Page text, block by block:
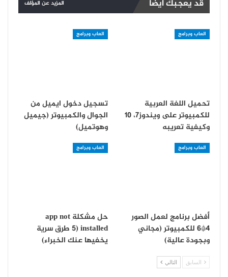
قد يعجبك ايضا المزيد عن المؤلف
العاب وبرامج
تحميل اللغة العربية
للكمبيوتر على ويندوز7، 10
وكيفية تعريبه
العاب وبرامج
تسجيل دخول ايميل من
الجوال والكمبيوتر (جيميل
وهوتميل)
العاب وبرامج
أفضل برنامج لعمل الصور
4*6 للكمبيوتر (مجاني
وبجودة عالية)
العاب وبرامج
حل مشكلة app not
installed (5 طرق سرية
يخفيها عنك الخبراء)
السابق التالي